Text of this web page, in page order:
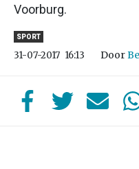
Voorburg.
SPORT
31-07-2017 16:13 Door